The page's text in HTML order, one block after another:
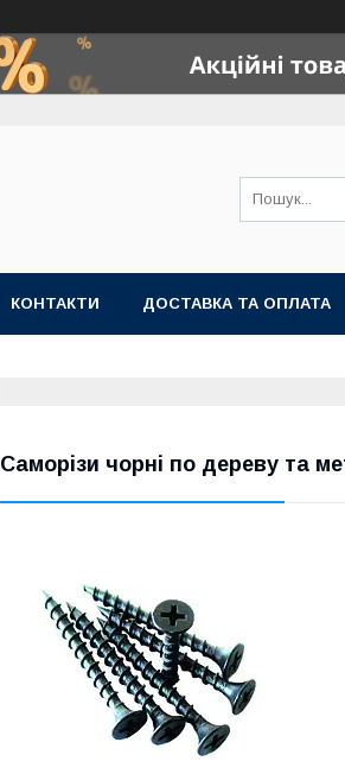
КОНТАКТИ ДОСТАВКА ТА ОПЛАТА
Саморізи чорні по дереву та